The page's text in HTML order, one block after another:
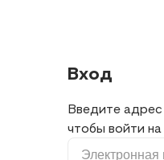
Вход
Введите
чтобы войти на